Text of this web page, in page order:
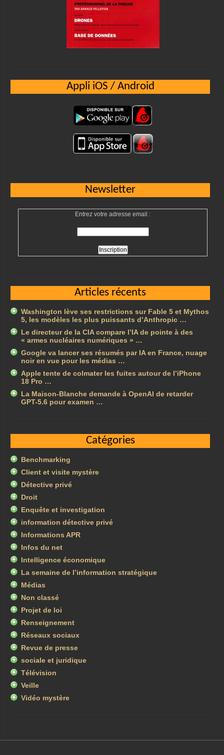
Appli iOS / Android
Newsletter
Entrez votre adresse email :
Articles récents
Washington lève ses restrictions sur Fable 5 et Mythos
5, les modèles les plus puissants d’Anthropic …
Le directeur de la CIA compare l’IA de pointe à des
« armes nucléaires numériques » …
Google va lancer ses résumés par IA en France, nuage
noir en vue pour les médias …
Apple tente de colmater les fuites autour de l’iPhone
18 Pro …
La Maison-Blanche demande à OpenAI de retarder
GPT-5.6 pour examen …
Catégories
Benchmarking
Client et visite mystère
Détective privé
Droit
Enquête et investigation
information détective privé
Informations APR
Infos du net
Intelligence économique
La semaine de l’information stratégique
Médias
Non classé
Projet de loi
Renseignement
Réseaux sociaux
Revue de presse
sociale et juridique
Télévision
Veille
Vidéo mystère